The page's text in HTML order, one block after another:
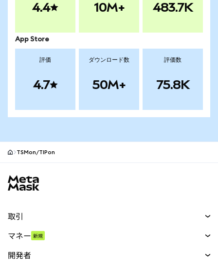
4.4 10M+ 483.7K
App Store
評価
4.7
ダウンロード数
50M+
評価数
75.8K
TSMon/TIPon
取引
パーペチュアル
マネー 新規
開発者